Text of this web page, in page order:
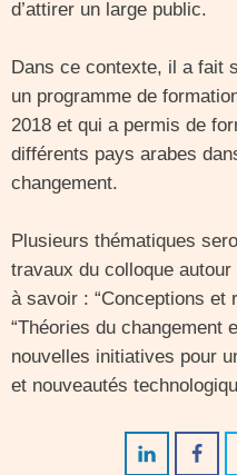
d’attirer un large public.
Dans ce contexte, il a fait
un programme de
2018 et qui a permis de
différents pays arabes
changement.
Plusieurs thématiques
travaux du colloque
à savoir : “Conceptions et
“Théories du changement
nouvelles initiatives pour
et nouveautés